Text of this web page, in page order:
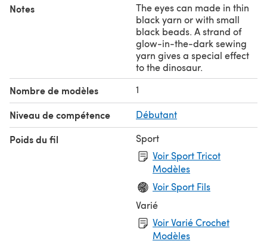
Notes
The eyes can made in thin
black yarn or with small
black beads. A strand of
glow-in-the-dark sewing
yarn gives a special effect
to the dinosaur.
Nombre de modèles 1
Niveau de compétence Débutant
Poids du fil
Sport
Voir Sport Tricot
Modèles
Voir Sport Fils
Varié
Voir Varié Crochet
Modèles